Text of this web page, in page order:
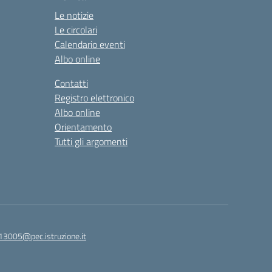
Le notizie
Le circolari
Calendario eventi
Albo online
Contatti
Registro elettronico
Albo online
Orientamento
Tutti gli argomenti